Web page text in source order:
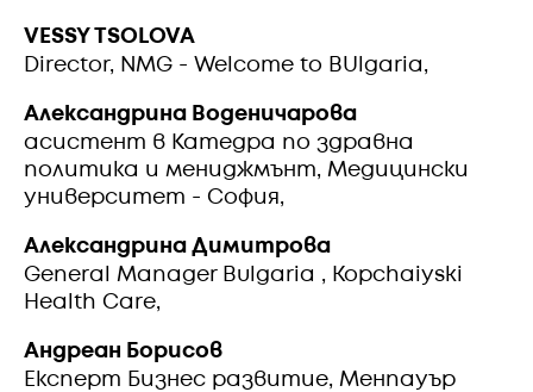
VESSY TSOLOVA
Director, NMG - Welcome to BUlgaria,
Александрина Воденичарова
асистент в Катедра по здравна
политика и мениджмънт, Медицински
университет - София,
Александрина Димитрова
General Manager Bulgaria , Kopchaiyski
Health Care,
Андреан Борисов
Експерт Бизнес развитие, Менпауър